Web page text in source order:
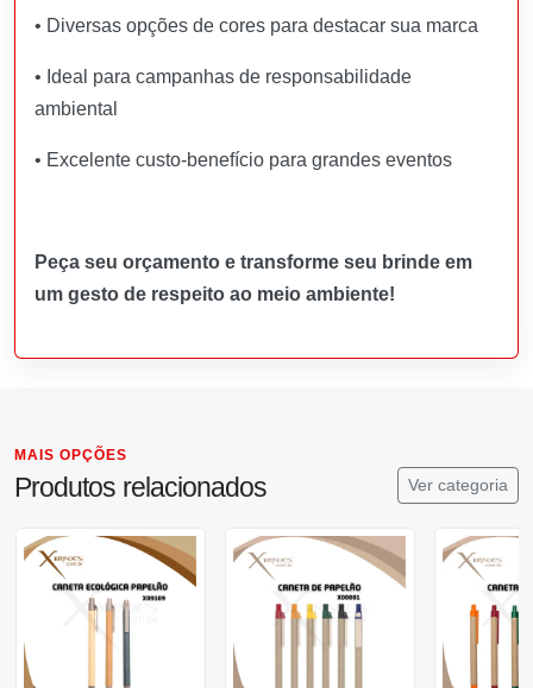
• Diversas opções de cores para destacar sua marca
• Ideal para campanhas de responsabilidade
ambiental
• Excelente custo-benefício para grandes eventos
Peça seu orçamento e transforme seu brinde em
um gesto de respeito ao meio ambiente!
MAIS OPÇÕES
Produtos relacionados Ver categoria